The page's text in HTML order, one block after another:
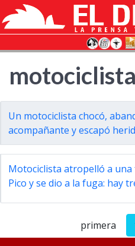
Un motociclista chocó,
acompañante y escapó
Motociclista atropelló a una
Pico y se dio a la fuga: hay
primera